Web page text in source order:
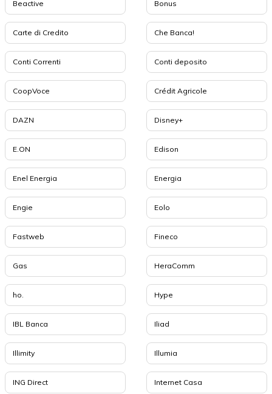
Beactive Bonus
Carte di Credito Che Banca!
Conti Correnti Conti deposito
CoopVoce Crédit Agricole
DAZN Disney+
E.ON Edison
Enel Energia Energia
Engie Eolo
Fastweb Fineco
Gas HeraComm
ho. Hype
IBL Banca Iliad
Illimity Illumia
ING Direct Internet Casa